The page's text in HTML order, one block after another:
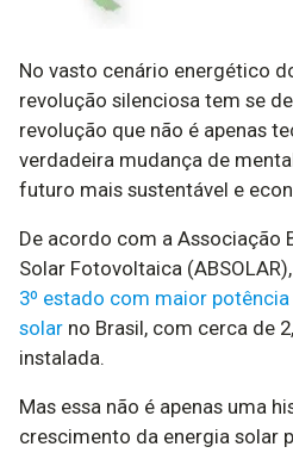
No vasto cenário energético
revolução silenciosa tem se
revolução que não é apenas
verdadeira mudança de
futuro mais sustentável e
De acordo com a Associação
Solar Fotovoltaica
3º estado com maior
solar no Brasil, com cerca de
instalada.
Mas essa não é apenas uma
crescimento da energia solar